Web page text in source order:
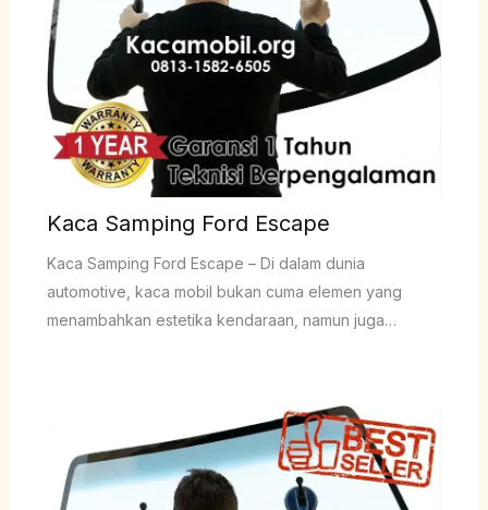
Kaca Samping Ford Escape
Kaca Samping Ford Escape – Di dalam dunia
automotive, kaca mobil bukan cuma elemen yang
menambahkan estetika kendaraan, namun juga…